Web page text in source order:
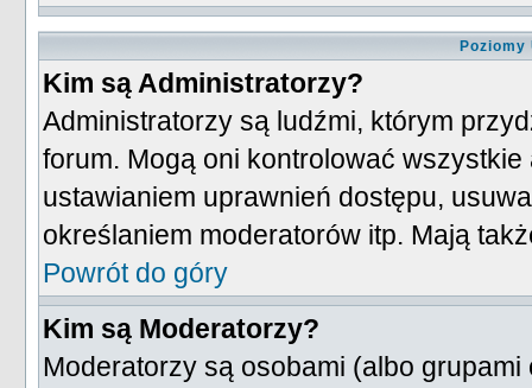
Kim są Administratorzy?
Administratorzy są ludźmi, którym
forum. Mogą oni kontrolować wszystkie
ustawianiem uprawnień dostępu,
określaniem moderatorów itp. Mają
Powrót do góry
Kim są Moderatorzy?
Moderatorzy są osobami (albo